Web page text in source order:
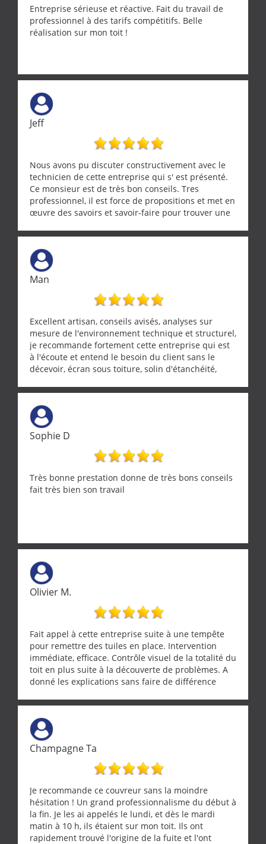
Entreprise sérieuse et réactive. Fait du travail de
professionnel à des tarifs compétitifs. Belle
réalisation sur mon toit !
Jeff
Nous avons pu discuter constructivement avec le
technicien de cette entreprise qui s' est présenté.
Ce monsieur est de très bon conseils. Tres
professionnel, il est force de propositions et met en
œuvre des savoirs et savoir-faire pour trouver une
demande de l écoute et de la considération, ce qui
ne se trouve que chez les pationnés de leur métier.
Merci a ce monsieur pour sa disponibilité
Man
Excellent artisan, conseils avisés, analyses sur
mesure de l'environnement technique et structurel,
je recommande fortement cette entreprise qui est
à l'écoute et entend le besoin du client sans le
décevoir, écran sous toiture, solin d'étanchéité,
récupérateur d'eau, tout a été parfaitement mis en
œuvre sans besoin d'y revenir. confiance assurée.
Sophie D
Très bonne prestation donne de très bons conseils
fait très bien son travail
Olivier M.
Fait appel à cette entreprise suite à une tempête
pour remettre des tuiles en place. Intervention
immédiate, efficace. Contrôle visuel de la totalité du
toit en plus suite à la découverte de problèmes. A
donné les explications sans faire de différence
Champagne Ta
Je recommande ce couvreur sans la moindre
hésitation ! Un grand professionnalisme du début à
la fin. Je les ai appelés le lundi, et dès le mardi
matin à 10 h, ils étaient sur mon toit. Ils ont
rapidement trouvé l'origine de la fuite et l'ont